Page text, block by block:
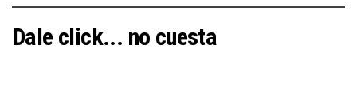
Dale click... no cuesta